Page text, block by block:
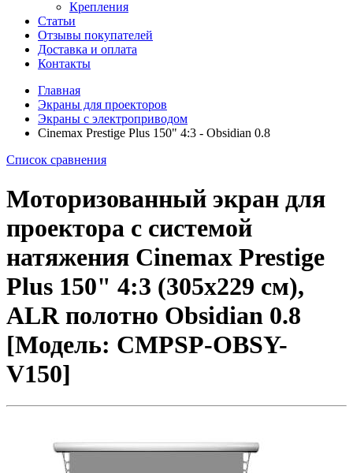
Крепления
Статьи
Отзывы покупателей
Доставка и оплата
Контакты
Главная
Экраны для проекторов
Экраны с электроприводом
Cinemax Prestige Plus 150" 4:3 - Obsidian 0.8
Список сравнения
Моторизованный экран для
проектора с системой
натяжения Cinemax Prestige
Plus 150" 4:3 (305x229 см),
ALR полотно Obsidian 0.8
[Модель: CMPSP-OBSY-
V150]